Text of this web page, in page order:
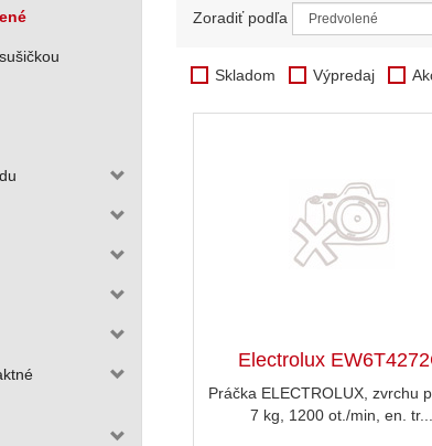
Zoradiť podľa
Skladom Výpredaj
Electrolux
Práčka ELECTROLUX, zvrchu
7 kg, 1200 ot./min, en. tr...